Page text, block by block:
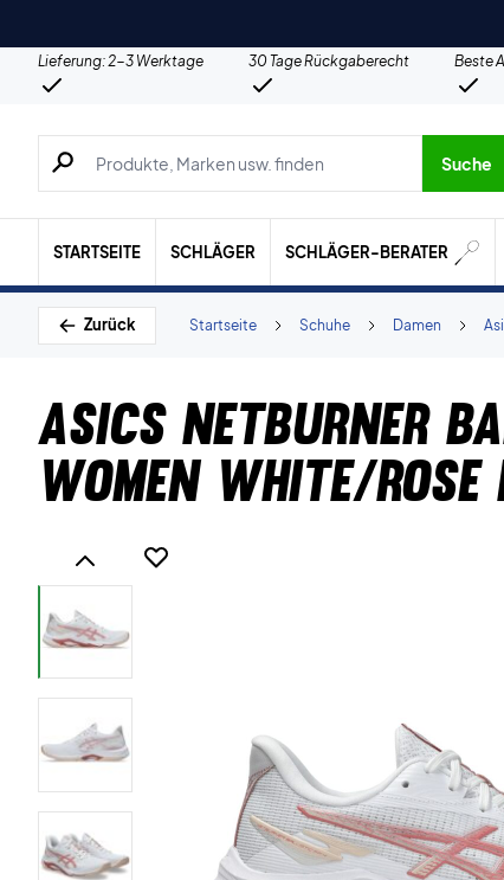
Lieferung: 2-3 Werktage 30 Tage Rückgaberecht
Beste
Suche nach Produkten, Marken usw.
Suche
STARTSEITE SCHLÄGER SCHLÄGER-BERATER
Zurück Damen
Schuhe
Startseite
Asics Netburner
Women White/Rose